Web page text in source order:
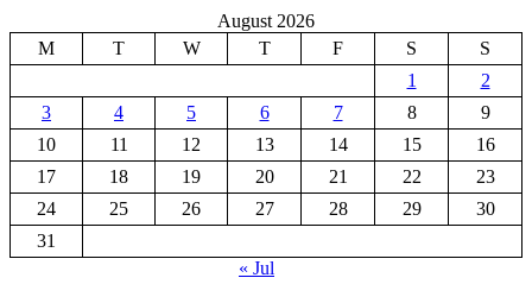
August 2026
M
T W T F S
S
1
2
3
4 5 6 7 8
9
10
11 12 13 14 15
16
17
18 19 20 21 22
23
24
25 26 27 28 29
30
31
« Jul